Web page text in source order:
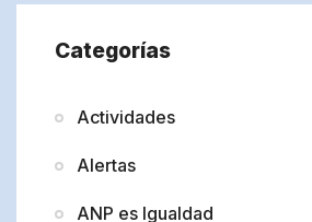
Categorías
Actividades
Alertas
ANP es Igualdad